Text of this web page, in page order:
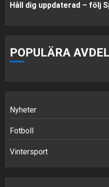
Håll dig uppdaterad – följ
POPULÄRA
Nyheter
Fotboll
Vintersport